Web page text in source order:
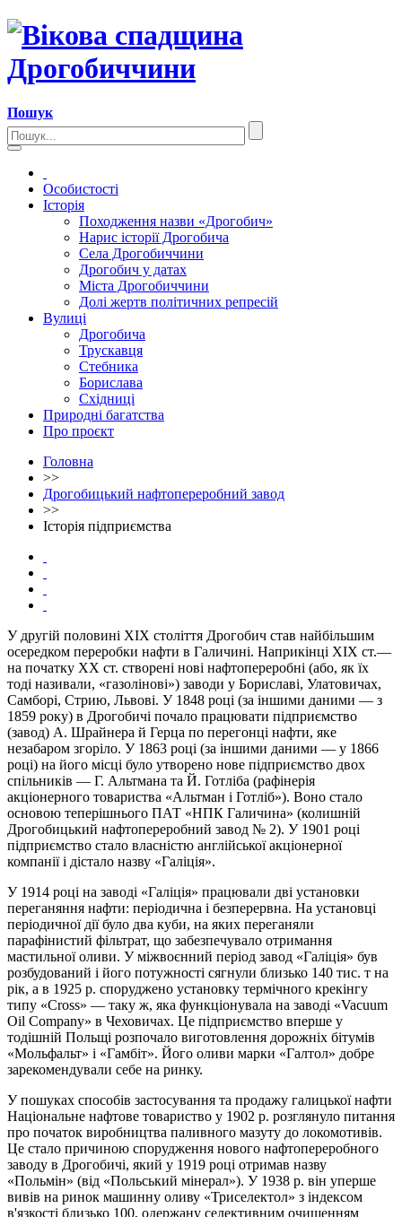
Пошук
Особистості
Історія
Походження назви «Дрогобич»
Нарис історії Дрогобича
Села Дрогобиччини
Дрогобич у датах
Міста Дрогобиччини
Долі жертв політичних репресій
Вулиці
Дрогобича
Трускавця
Стебника
Борислава
Східниці
Природні багатства
Про проєкт
Головна
>>
Дрогобицький нафтопереробний завод
>>
Історія підприємства
У другій половині ХІХ століття Дрогобич став найбільшим
осередком переробки нафти в Галичині. Наприкінці ХІХ ст.—
на початку ХХ ст. створені нові нафтопереробні (або, як їх
тоді називали, «газолінові») заводи у Бориславі, Улатовичах,
Самборі, Стрию, Львові. У 1848 році (за іншими даними — з
1859 року) в Дрогобичі почало працювати підприємство
(завод) А. Шрайнера й Герца по перегонці нафти, яке
незабаром згоріло. У 1863 році (за іншими даними — у 1866
році) на його місці було утворено нове підприємство двох
спільників — Г. Альтмана та Й. Готліба (рафінерія
акціонерного товариства «Альтман і Готліб»). Воно стало
основою теперішнього ПАТ «НПК Галичина» (колишній
Дрогобицький нафтопереробний завод № 2). У 1901 році
підприємство стало власністю англійської акціонерної
компанії і дістало назву «Галіція».
У 1914 році на заводі «Галіція» працювали дві установки
переганяння нафти: періодична і безперервна. На установці
періодичної дії було два куби, на яких переганяли
парафінистий фільтрат, що забезпечувало отримання
мастильної оливи. У міжвоєнний період завод «Галіція» був
розбудований і його потужності сягнули близько 140 тис. т на
рік, а в 1925 р. споруджено установку термічного крекінгу
типу «Cross» — таку ж, яка функціонувала на заводі «Vacuum
Oil Company» в Чеховичах. Це підприємство вперше у
тодішній Польщі розпочало виготовлення дорожніх бітумів
«Мольфальт» і «Гамбіт». Його оливи марки «Галтол» добре
зарекомендували себе на ринку.
У пошуках способів застосування та продажу галицької нафти
Національне нафтове товариство у 1902 р. розглянуло питання
про початок виробництва паливного мазуту до локомотивів.
Це стало причиною спорудження нового нафтопереробного
заводу в Дрогобичі, який у 1919 році отримав назву
«Польмін» (від «Польський мінерал»). У 1938 р. він уперше
вивів на ринок машинну оливу «Триселектол» з індексом
в'язкості близько 100, одержану селективним очищенням